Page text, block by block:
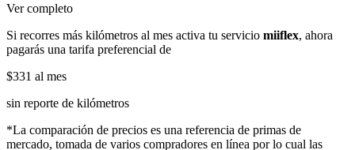
Ver completo
Si recorres más kilómetros al mes activa tu servicio miiflex, ahora
pagarás una tarifa preferencial de
$331 al mes
sin reporte de kilómetros
*La comparación de precios es una referencia de primas de
mercado, tomada de varios compradores en línea por lo cual las